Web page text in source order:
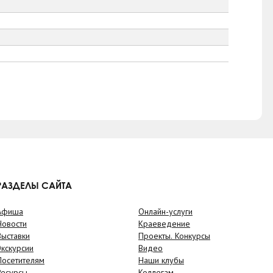
САЙТА
Онлайн-услуги
Краеведение
Проекты. Конкурсы
Видео
Наши клубы